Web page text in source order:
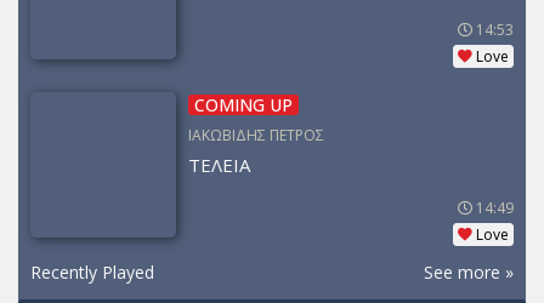
14:53
Love
COMING UP
ΙΑΚΩΒΙΔΗΣ ΠΕΤΡΟΣ
ΤΕΛΕΙΑ
14:49
Love
Recently Played See more »